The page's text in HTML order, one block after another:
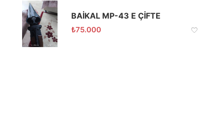
BAİKAL MP-43 E ÇİFTE
₺75.000